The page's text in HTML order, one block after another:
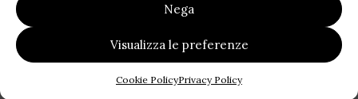
Nega
Visualizza le preferenze
Cookie PolicyPrivacy Policy
2023 | P.I. 07220121219 | Designed by
FALATECH
My account